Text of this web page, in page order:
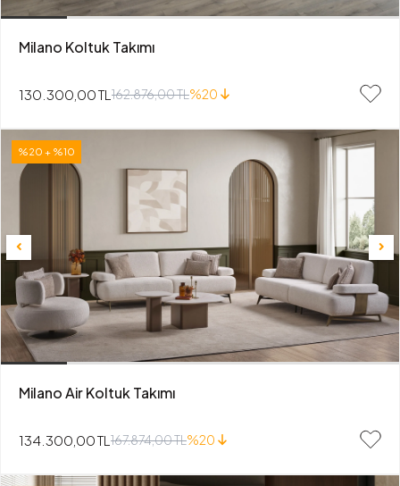
Milano Koltuk Takımı
130.300,00 TL 162.876,00 TL%20
%20 + %10
Milano Air Koltuk Takımı
134.300,00 TL 167.874,00 TL%20